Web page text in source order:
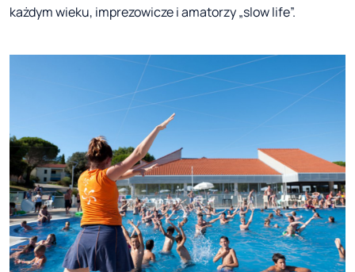
każdym wieku, imprezowicze i amatorzy „slow life”.